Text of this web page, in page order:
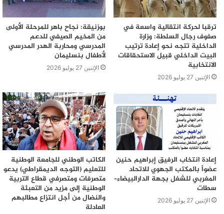
ترقبا لحركة انتقالية واسعة في
صفوف رجال السلطة: وزارة
الداخلية تتجه نحو إعادة ترتيب
البيت الداخلي قبيل الاستحقاقات
الانتخابية
الإثنين 27 يوليو 2026
بوزنيقة: نجاح باهر للمرحلة الأولى
من المخيم الصيفي للدعم
المدرسي ومحاربة الهدر المدرسي
لأطفال بنسليمان
الإثنين 27 يوليو 2026
إعادة انتخاب الرفيق إبراهيم حنين
عضواً بالمكتب الجهوي للاتحاد
المغربي للشغل بجهة الدارالبيضاء–
سطات
الإثنين 27 يوليو 2026
الكاتب الوطني للجامعة الوطنية
للتعليم (التوجه الديمقراطي) يدعو
متصرفات ومتصرفي قطاع التربية
الوطنية إلى مزيد من التعبئة
والنضال من أجل انتزاع مطالبهم
العادلة